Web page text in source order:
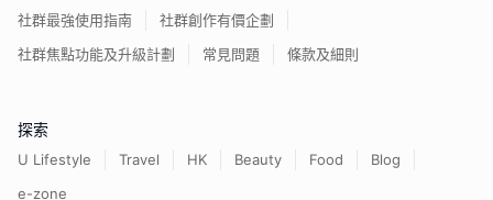
社群最強使用指南
社群創作有價企劃
社群焦點功能及升級計劃
常見問題 條款及細則
探索
U Lifestyle Travel HK Beauty Food
Blog
e-zone